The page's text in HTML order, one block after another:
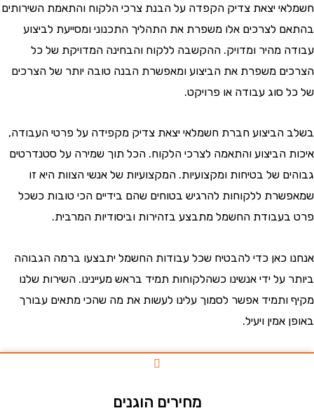
יצאת צדיק הקפדה על הבנת צרכי הלקוח והתאמת השירותים
לצרכים אלו משפרת את התהליך התכנוני ומסייעת לביצוע
מהיר ומדויק. ההקשבה ללקוח והבחינה המדויקת של כל
משפרת את הביצוע ומאפשרת הבנה טובה יותר של הצרכים
סוג עבודה או פרויקט.
חברת חשמלאי יצאת צדיק מקפידה על פרטי העבודה,
הביצוע והתאמה לצרכי הלקוח. הכל תוך שמירה על סטנדרטים
של בטיחות ומקצועיות. המקצועיות של אנשי הצוות היא זו
ללקוחות להרגיש בטוחים שהם בידיים הכי טובות כשכל
החשמל מתבצע בזהירות וביסודיות המרבית.
כאן כדי להבטיח שכל עבודות החשמל יתבצעו ברמה הגבוהה
על ידי אנשינו כשהלקוחות תמיד בראש מעיינינו. השירות שלנו
אפשר לסמוך עלינו לעשות את מה שהכי מתאים עבורך
ויעיל.
מחירים הוגנים